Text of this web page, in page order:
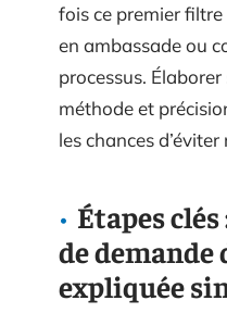
fois ce premier
en ambassade ou
processus.
méthode et
les chances
Étapes
de demande
expliquée